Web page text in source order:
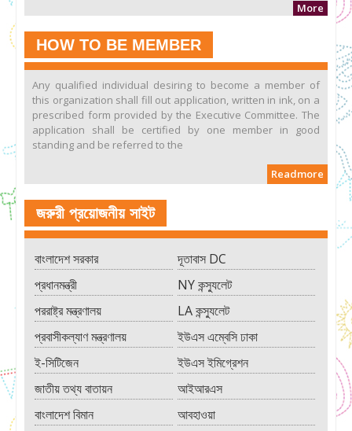
More
HOW TO BE MEMBER
Any qualified individual desiring to become a member of
this organization shall fill out application, written in ink, on a
prescribed form provided by the Executive Committee. The
application shall be certified by one member in good
standing and be referred to the
Readmore
জরুরী প্রয়োজনীয় সাইট
বাংলাদেশ সরকার
দূতাবাস DC
প্রধানমন্ত্রী
NY কন্স্যুলেট
পররাষ্ট্র মন্ত্রণালয়
LA কন্স্যুলেট
প্রবাসীকল্যাণ মন্ত্রণালয়
ইউএস এম্বেসি ঢাকা
ই-সিটিজেন
ইউএস ইমিগ্রেশন
জাতীয় তথ্য বাতায়ন
আইআরএস
বাংলাদেশ বিমান
আবহাওয়া